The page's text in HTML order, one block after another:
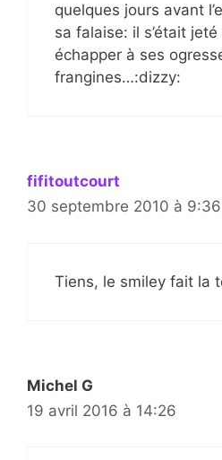
quelques jours avant
sa falaise: il s’était
échapper à ses
frangines…:dizzy:
fifitoutcourt
30 septembre 2010 à 9:36
Tiens, le smiley fait la
Michel G
19 avril 2016 à 14:26